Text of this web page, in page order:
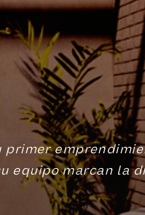
primer
equipo marcan la